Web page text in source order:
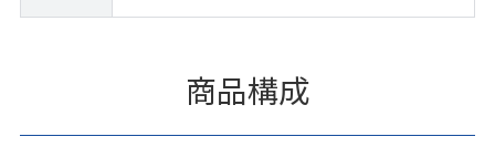
商品構成